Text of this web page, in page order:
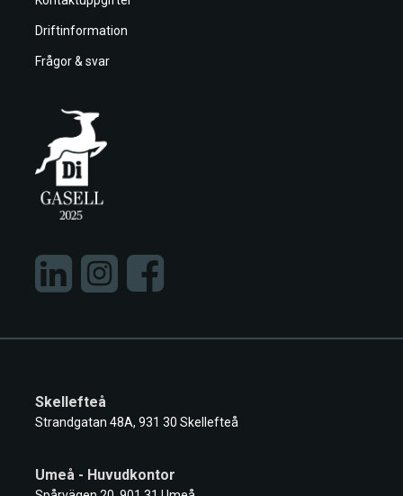
Driftinformation
Frågor & svar
Skellefteå
Strandgatan 48A, 931 30 Skellefteå
Umeå - Huvudkontor